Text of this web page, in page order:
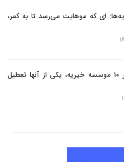
ای که موهایت می‌رسد تا به کمر،
ممکن است از هر ۱۰ موسسه خیریه، یکی از آنها تعطیل